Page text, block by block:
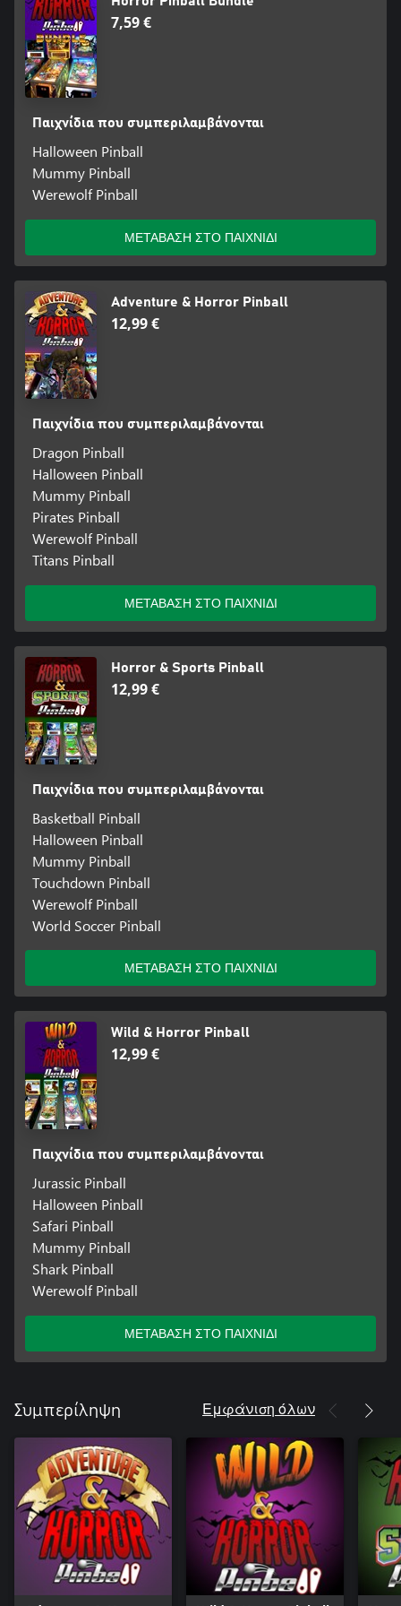
7,59 €
Παιχνίδια που συμπεριλαμβάνονται
Halloween Pinball
Mummy Pinball
Werewolf Pinball
ΜΕΤΑΒΑΣΗ ΣΤΟ ΠΑΙΧΝΙΔΙ
Adventure & Horror Pinball
12,99 €
Παιχνίδια που συμπεριλαμβάνονται
Dragon Pinball
Halloween Pinball
Mummy Pinball
Pirates Pinball
Werewolf Pinball
Titans Pinball
ΜΕΤΑΒΑΣΗ ΣΤΟ ΠΑΙΧΝΙΔΙ
Horror & Sports Pinball
12,99 €
Παιχνίδια που συμπεριλαμβάνονται
Basketball Pinball
Halloween Pinball
Mummy Pinball
Touchdown Pinball
Werewolf Pinball
World Soccer Pinball
ΜΕΤΑΒΑΣΗ ΣΤΟ ΠΑΙΧΝΙΔΙ
Wild & Horror Pinball
12,99 €
Παιχνίδια που συμπεριλαμβάνονται
Jurassic Pinball
Halloween Pinball
Safari Pinball
Mummy Pinball
Shark Pinball
Werewolf Pinball
ΜΕΤΑΒΑΣΗ ΣΤΟ ΠΑΙΧΝΙΔΙ
Συμπερίληψη Εμφάνιση όλων